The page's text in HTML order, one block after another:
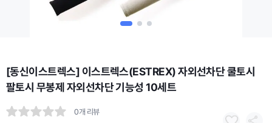
[동신이스트렉스] 이스트렉스(ESTREX) 자외선차단 쿨토시
팔토시 무봉제 자외선차단 기능성 10세트
0개 리뷰